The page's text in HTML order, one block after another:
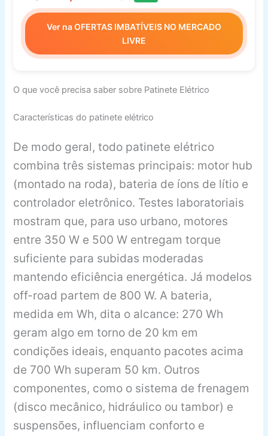
Ver na OFERTAS IMBATÍVEIS NO MERCADO
LIVRE
O que você precisa saber sobre Patinete Elétrico
Características do patinete elétrico
De modo geral, todo patinete elétrico
combina três sistemas principais: motor hub
(montado na roda), bateria de íons de lítio e
controlador eletrônico. Testes laboratoriais
mostram que, para uso urbano, motores
entre 350 W e 500 W entregam torque
suficiente para subidas moderadas
mantendo eficiência energética. Já modelos
off-road partem de 800 W. A bateria,
medida em Wh, dita o alcance: 270 Wh
geram algo em torno de 20 km em
condições ideais, enquanto pacotes acima
de 700 Wh superam 50 km. Outros
componentes, como o sistema de frenagem
(disco mecânico, hidráulico ou tambor) e
suspensões, influenciam conforto e